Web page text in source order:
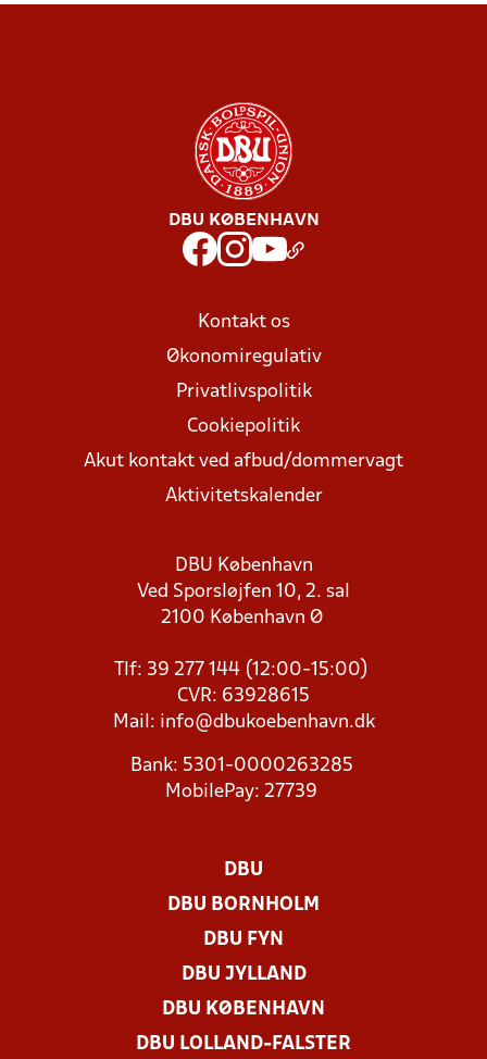
DBU KØBENHAVN
Kontakt os
Økonomiregulativ
Privatlivspolitik
Cookiepolitik
Akut kontakt ved afbud/dommervagt
Aktivitetskalender
DBU København
Ved Sporsløjfen 10, 2. sal
2100 København Ø
Tlf: 39 277 144 (12:00-15:00)
CVR: 63928615
Mail: info@dbukoebenhavn.dk
Bank: 5301-0000263285
MobilePay: 27739
DBU
DBU BORNHOLM
DBU FYN
DBU JYLLAND
DBU KØBENHAVN
DBU LOLLAND-FALSTER